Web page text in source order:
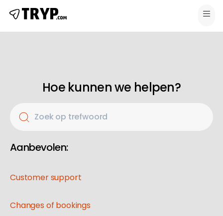
Hoe kunnen we helpen?
Zoek op trefwoord
Aanbevolen:
Customer support
Changes of bookings